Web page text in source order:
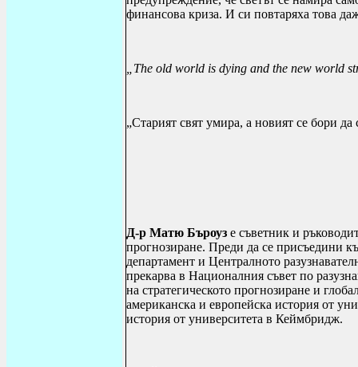
финансова криза. И си повтаряха това
„The old world is dying and the new world
„Старият свят умира, а новият се бори
Д-р Матю Бъроуз е съветник и
прогнозиране. Преди да се присъедини
департамент и Централното
прекарва в Националния съвет по
на стратегическото прогнозиране и
американска и европейска история от
история от университета в Кеймбридж.